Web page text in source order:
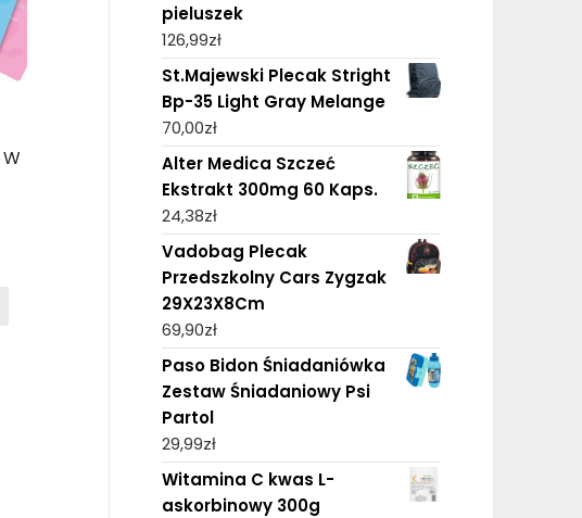
pieluszek
126,99zł
St.Majewski Plecak Stright
Bp-35 Light Gray Melange
70,00zł
Alter Medica Szczeć
Ekstrakt 300mg 60 Kaps.
24,38zł
Vadobag Plecak
Przedszkolny Cars Zygzak
29X23X8Cm
69,90zł
Paso Bidon Śniadaniówka
Zestaw Śniadaniowy Psi
Partol
29,99zł
Witamina C kwas L-
askorbinowy 300g